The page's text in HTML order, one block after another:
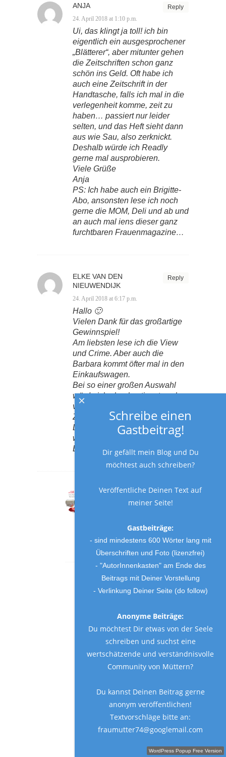
Reply
ANJA
24. April 2018 at 1:10 p.m.
Ui, das klingt ja toll! ich bin
eigentlich ein ausgesprochener
„Blätterer“, aber mitunter gehen
die Zeitschriften schon ganz
schön ins Geld. Oft habe ich
auch eine Zeitschrift in der
Handtasche, falls ich mal in die
verlegenheit komme, zeit zu
haben… passiert nur leider
selten, und das Heft sieht dann
aus wie Sau, also zerknickt.
Deshalb würde ich Readly
gerne mal ausprobieren.
Viele Grüße
Anja
PS: Ich habe auch ein Brigitte-
Abo, ansonsten lese ich noch
gerne die MOM, Deli und ab und
an auch mal iens dieser ganz
furchtbaren Frauenmagazine…
Reply
ELKE VAN DEN
NIEUWENDIJK
24. April 2018 at 6:17 p.m.
Hallo 🙂
Vielen Dank für das großartige
Gewinnspiel!
Am liebsten lese ich die View
und Crime. Aber auch die
Barbara kommt öfter mal in den
Einkaufswagen.
Bei so einer großen Auswahl
würde ich aber bestimmt noch
viele andere großartige
Zeitschriften finden 🙂
Liebe Grüße und eine
wunderbare restliche Woche!
Elke
Reply
FRAU MUTTER
27. April 2018 at 9:11 a.m.
Glückwunsch, Du hast
gewonnen! LG Nina
VAN
a.m.
Wow! Ich kann
es noch gar
nicht glauben!
Nachrichten!
Vielen, vielen,
vielen Dank!
Wie geht es
weiter? Brauchst
Schreibe einen Gastbeitrag!
Schreibe einen
Gastbeitrag!
Dir gefällt mein Blog und Du
möchtest auch schreiben?
Veröffentliche Deinen Text auf
meiner Seite!
Gastbeiträge:
- sind mindestens 600 Wörter lang mit
Überschriften und Foto (lizenzfrei)
- "AutorInnenkasten" am Ende des
Beitrags mit Deiner Vorstellung
- Verlinkung Deiner Seite (do follow)
Anonyme Beiträge:
Du möchtest Dir etwas von der Seele
schreiben und suchst eine
wertschätzende und verständnisvolle
Community von Müttern?
Du kannst Deinen Beitrag gerne
anonym veröffentlichen!
Textvorschläge bitte an:
fraumutter74@googlemail.com
×
WordPress Popup Free Version